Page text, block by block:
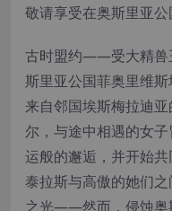
敬请享受在奥斯里亚
古时盟约――受大精兽
斯里亚公国菲奥里维斯
来自邻国埃斯梅拉迪
尔，与途中相遇的女子
运般的邂逅，并开始共
泰拉斯与高傲的她们
之光――然而，侵蚀奥